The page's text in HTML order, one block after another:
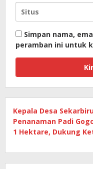
Simpan nama,
peramban ini untuk
Kepala Desa
Penanaman Padi
1 Hektare, Dukung